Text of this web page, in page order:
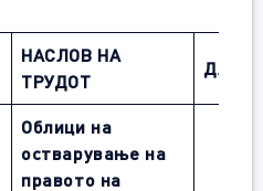
НАСЛОВ НА
ТРУДОТ
ДАТУМ
Облици на
остварување на
правото на